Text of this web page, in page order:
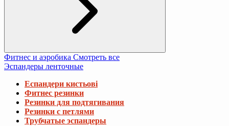
Фитнес и аэробика Смотреть все
Эспандеры ленточные
Еспандери кистьові
Фитнес резинки
Резинки для подтягивания
Резинки с петлями
Трубчатые эспандеры